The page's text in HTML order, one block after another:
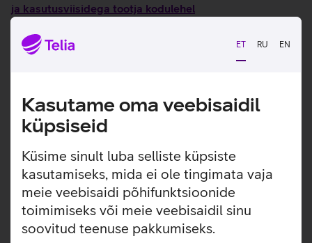
ET RU EN
Kasutame oma veebisaidil
küpsiseid
Küsime sinult luba selliste küpsiste
kasutamiseks, mida ei ole tingimata vaja
meie veebisaidi põhifunktsioonide
toimimiseks või meie veebisaidil sinu
soovitud teenuse pakkumiseks.
ja kasutusviisidega tootja kodulehel
Seotud artiklid ja videod